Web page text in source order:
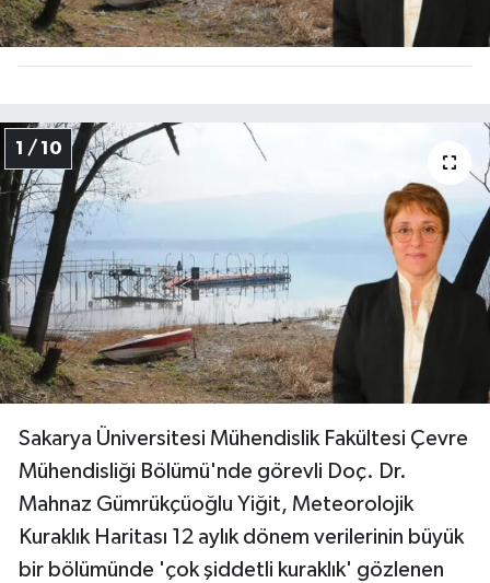
1 / 10
Sakarya Üniversitesi Mühendislik Fakültesi Çevre
Mühendisliği Bölümü'nde görevli Doç. Dr.
Mahnaz Gümrükçüoğlu Yiğit, Meteorolojik
Kuraklık Haritası 12 aylık dönem verilerinin büyük
bir bölümünde 'çok şiddetli kuraklık' gözlenen